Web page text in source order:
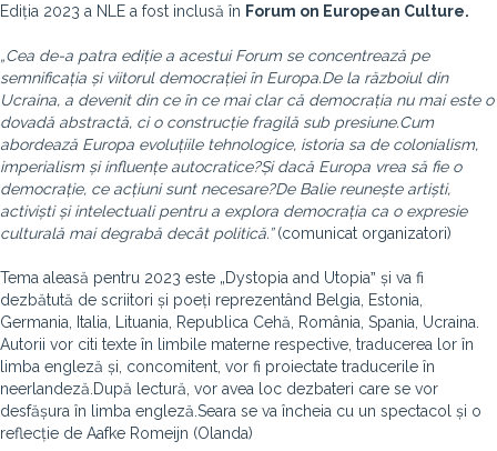
Ediția 2023 a NLE a fost inclusă în Forum on European Culture.
„Cea de-a patra ediție a acestui Forum se concentrează pe
semnificația și viitorul democrației în Europa.De la războiul din
Ucraina, a devenit din ce în ce mai clar că democrația nu mai este o
dovadă abstractă, ci o construcție fragilă sub presiune.Cum
abordează Europa evoluțiile tehnologice, istoria sa de colonialism,
imperialism și influențe autocratice?Și dacă Europa vrea să fie o
democrație, ce acțiuni sunt necesare?De Balie reunește artiști,
activiști și intelectuali pentru a explora democrația ca o expresie
culturală mai degrabă decât politică.”(comunicat organizatori)
Tema aleasă pentru 2023 este „Dystopia and Utopiaˮ și va fi
dezbătută de scriitori și poeți reprezentând Belgia, Estonia,
Germania, Italia, Lituania, Republica Cehă, România, Spania, Ucraina.
Autorii vor citi texte în limbile materne respective, traducerea lor în
limba engleză și, concomitent, vor fi proiectate traducerile în
neerlandeză.După lectură, vor avea loc dezbateri care se vor
desfășura în limba engleză.Seara se va încheia cu un spectacol și o
reflecție de Aafke Romeijn (Olanda)